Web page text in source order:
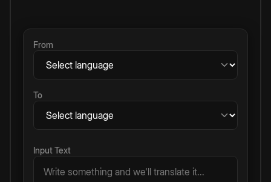
From
To
Input Text